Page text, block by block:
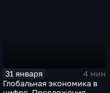
31 января
4 мин
Глобальная экономика в